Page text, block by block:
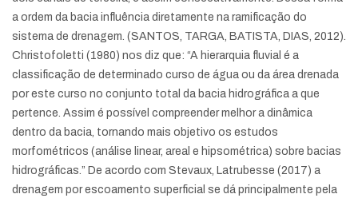
a ordem da bacia influência diretamente na ramificação do
sistema de drenagem. (SANTOS, TARGA, BATISTA, DIAS, 2012).
Christofoletti (1980) nos diz que: “A hierarquia fluvial é a
classificação de determinado curso de água ou da área drenada
por este curso no conjunto total da bacia hidrográfica a que
pertence. Assim é possível compreender melhor a dinâmica
dentro da bacia, tornando mais objetivo os estudos
morfométricos (análise linear, areal e hipsométrica) sobre bacias
hidrográficas.” De acordo com Stevaux, Latrubesse (2017) a
drenagem por escoamento superficial se dá principalmente pela